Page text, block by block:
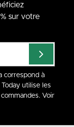
sur votre
correspond à
utilise les
Voir